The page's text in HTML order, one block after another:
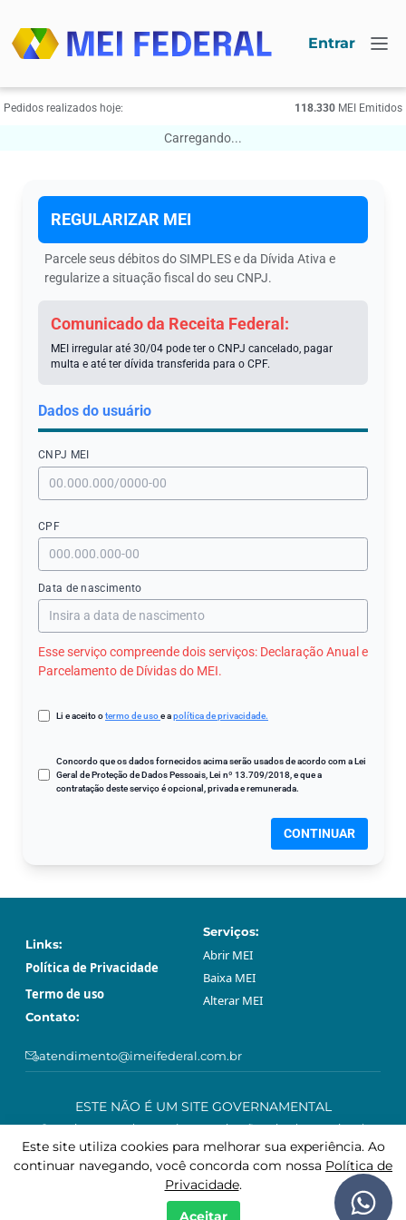
Entrar
Pedidos realizados hoje: 118.330МЕI Emitidos
Carregando...
REGULARIZAR МЕI
Parcele seus débitos do SIMPLES e da Dívida Ativa e
regularize a situação fiscal do seu CNPJ.
Comunicado da Receita Federal:
MEI irregular até 30/04 pode ter o CNPJ cancelado, pagar
multa e até ter dívida transferida para o CPF.
Dados do usuário
CNPJ МЕI
CPF
Data de nascimento
Esse serviço compreende dois serviços: Declaração Anual e
Parcelamento de Dívidas do ​М​Е​I.
Li e aceito otermo de usoe apolítica de privacidade.
Concordo que os dados fornecidos acima serão usados de acordo com a Lei
Geral de Proteção de Dados Pessoais, Lei nº 13.709/2018, e que a
contratação deste serviço é opcional, privada e remunerada.
CONTINUAR
Links:
Política de Privacidade
Termo de uso
Serviços:
Abrir МЕI
Baixa МЕI
Alterar МЕI
Contato:
atendimento@imeifederal.com.br
ESTE NÃO É UM SITE GOVERNAMENTAL
O serviço prestado através neste site são privado e opcional.
Podem ser feitos gratuitamente sem o acompanhamento profissional
deste site, através da plataforma governamental gov.br.
Este site utiliza cookies para melhorar sua experiência. Ao
continuar navegando, você concorda com nossa Política de
Privacidade.
Aceitar